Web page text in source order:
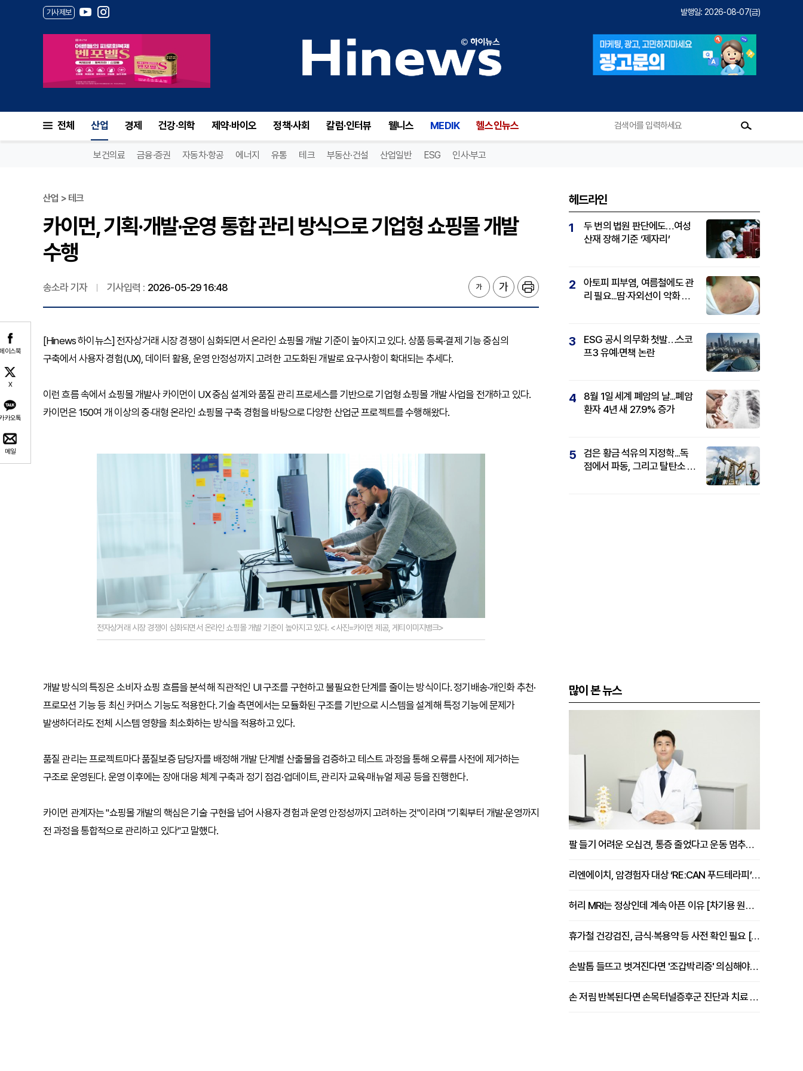
기사제보 발행일: 2026-08-07(금)
전체 산업 경제 건강·의학 제약·바이오 정책·사회 칼럼·인터뷰 웰니스 MEDIK 헬스인뉴스
보건의료 금융·증권 자동차·항공 에너지 유통 테크 부동산·건설 산업일반 ESG 인사·부고
이스북
X
카오톡
메일
산업 > 테크
카이먼, 기획·개발·운영 통합 관리 방식으로 기업형 쇼핑몰 개발
수행
송소라 기자 기사입력 : 2026-05-29 16:48
[Hinews 하이뉴스] 전자상거래 시장 경쟁이 심화되면서 온라인 쇼핑몰 개발 기준이 높아지고 있다. 상품 등록·결제 기능 중심의
구축에서 사용자 경험(UX), 데이터 활용, 운영 안정성까지 고려한 고도화된 개발로 요구사항이 확대되는 추세다.
이런 흐름 속에서 쇼핑몰 개발사 카이먼이 UX 중심 설계와 품질 관리 프로세스를 기반으로 기업형 쇼핑몰 개발 사업을 전개하고 있다.
카이먼은 150여 개 이상의 중·대형 온라인 쇼핑몰 구축 경험을 바탕으로 다양한 산업군 프로젝트를 수행해왔다.
전자상거래 시장 경쟁이 심화되면서 온라인 쇼핑몰 개발 기준이 높아지고 있다. <사진=카이먼 제공, 게티이미지뱅크>
개발 방식의 특징은 소비자 쇼핑 흐름을 분석해 직관적인 UI 구조를 구현하고 불필요한 단계를 줄이는 방식이다. 정기배송·개인화 추천·
프로모션 기능 등 최신 커머스 기능도 적용한다. 기술 측면에서는 모듈화된 구조를 기반으로 시스템을 설계해 특정 기능에 문제가
발생하더라도 전체 시스템 영향을 최소화하는 방식을 적용하고 있다.
품질 관리는 프로젝트마다 품질보증 담당자를 배정해 개발 단계별 산출물을 검증하고 테스트 과정을 통해 오류를 사전에 제거하는
구조로 운영된다. 운영 이후에는 장애 대응 체계 구축과 정기 점검·업데이트, 관리자 교육·매뉴얼 제공 등을 진행한다.
카이먼 관계자는 "쇼핑몰 개발의 핵심은 기술 구현을 넘어 사용자 경험과 운영 안정성까지 고려하는 것"이라며 "기획부터 개발·운영까지
전 과정을 통합적으로 관리하고 있다"고 말했다.
헤드라인
1
두 번의 법원 판단에도…여성
산재 장해 기준 ‘제자리’
2
아토피 피부염, 여름철에도 관
리 필요...땀·자외선이 악화 요
3
ESG 공시 의무화 첫발…스코
프3 유예·면책 논란
4
8월 1일 세계 폐암의 날...폐암
환자 4년 새 27.9% 증가
5
검은 황금 석유의 지정학...독
점에서 파동, 그리고 탈탄소 패
많이 본 뉴스
팔 들기 어려운 오십견, 통증 줄었다고 운동 멈추면 안 되는 이유 [이병욱 원장 칼럼]
리엔에이치, 암경험자 대상 ‘RE:CAN 푸드테라피’ 운영
허리 MRI는 정상인데 계속 아픈 이유 [차기용 원장 칼럼]
휴가철 건강검진, 금식·복용약 등 사전 확인 필요 [정도감 원장 칼럼]
손발톱 들뜨고 벗겨진다면 '조갑박리증' 의심해야 [김철윤 원장 칼럼]
손 저림 반복된다면 손목터널증후군 진단과 치료 시기 살펴야 [김동현 원장 칼럼]